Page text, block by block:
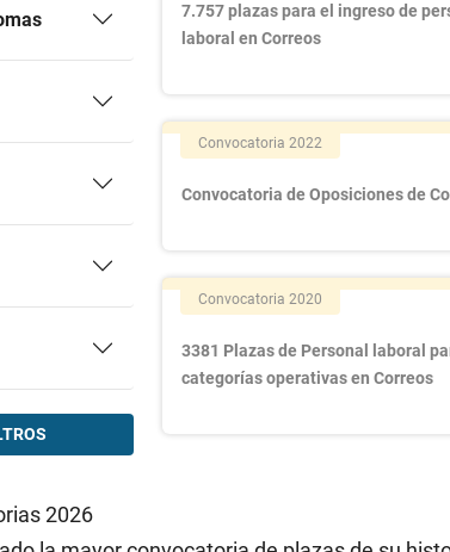
7.757 plazas para el ingreso de
laboral en Correos
Convocatoria 2022
Convocatoria de Oposiciones de
Convocatoria 2020
3381 Plazas de Personal laboral
categorías operativas en Correos
2026